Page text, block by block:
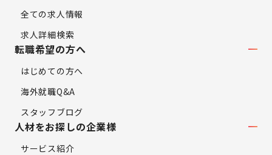
全ての求人情報
求人詳細検索
転職希望の方へ
はじめての方へ
海外就職Q&A
スタッフブログ
人材をお探しの企業様
サービス紹介